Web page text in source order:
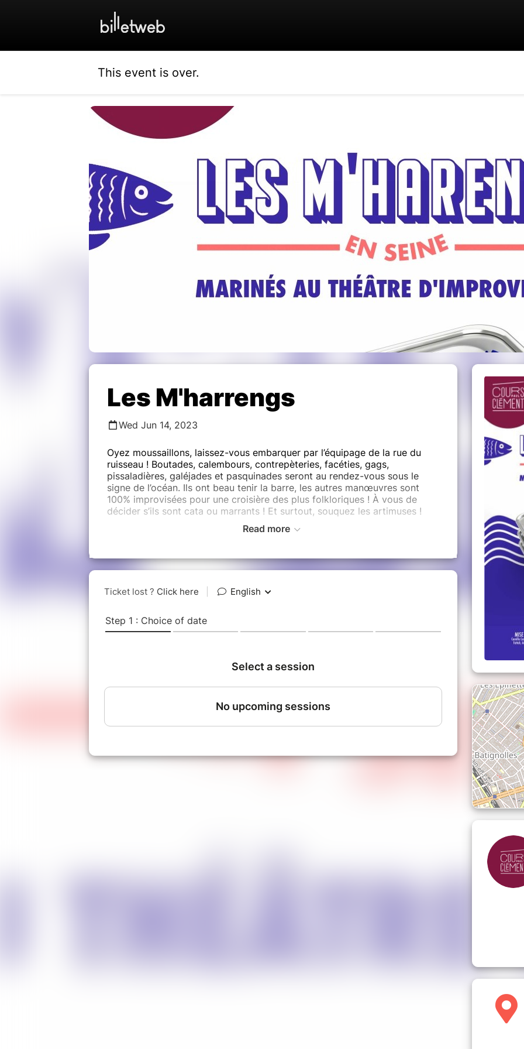
This event is over.
Les M'harrengs
Wed Jun 14, 2023
Oyez moussaillons, laissez-vous embarquer par l’équipage de la rue du
ruisseau ! Boutades, calembours, contrepèteries, facéties, gags,
pissaladières, galéjades et pasquinades seront au rendez-vous sous le
signe de l’océan. Ils ont beau tenir la barre, les autres manœuvres sont
100% improvisées pour une croisière des plus folkloriques ! À vous de
décider s’ils sont cata ou marrants ! Et surtout, souquez les artimuses !
Une pièce de Charlotte TOCCO.
Avec : Julie Assens, Lylia BEKKI, Camille CASTRES, Agathe CHEBASSIER,
Titiane DALLANT, Axelle DE CADIER, Marine De POIX, Olivia DEILLY, Inès
CARRASCO, Arnaud CHAUDERON, Othmane FATTAH, Adrien GUEDRA-
avancé) et toutes les envies (Théâtre, Cinéma, Impro, StandUp, Comédie
Musicale ...). Plusieurs lieux dans Paris et cours d'essai gratuit à la rentrée !
Cours Clément
Read more